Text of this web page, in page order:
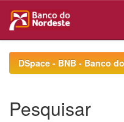
navigationDSpace - BNB - Banco
Pesquisar